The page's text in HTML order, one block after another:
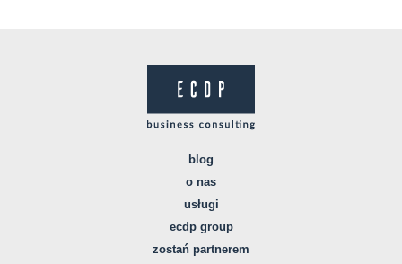
blog
o nas
usługi
ecdp group
zostań partnerem